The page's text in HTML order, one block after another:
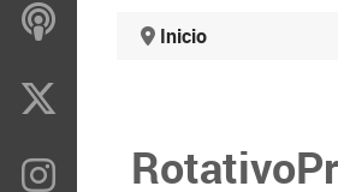
Inicio
ivoox
Instragram